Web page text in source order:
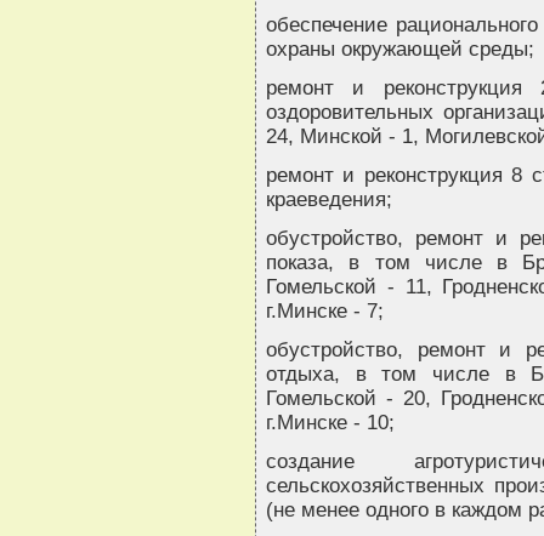
обеспечение
охраны окружающей среды;
ремонт и реконструкция
оздоровительных
24, Минской - 1,
ремонт и реконструкция 8
краеведения;
обустройство, ремонт и
показа, в том числе в
Гомельской - 11,
г.Минске - 7;
обустройство, ремонт и
отдыха, в том числе в
Гомельской - 20,
г.Минске - 10;
создание
сельскохозяйственных
(не менее одного в каждом